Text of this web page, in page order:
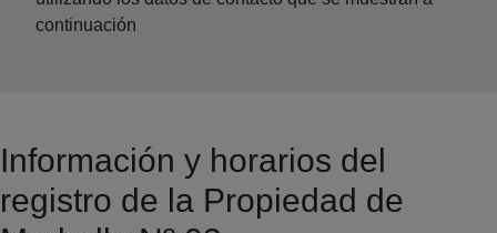
continuación
Información y horarios del
registro de la Propiedad de